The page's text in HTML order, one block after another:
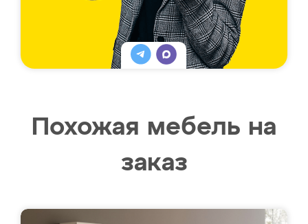
Похожая мебель на
заказ